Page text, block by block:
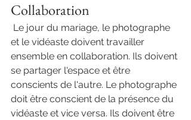
Collaboration
et le vidéaste doivent travailler
ensemble en collaboration. Ils doivent
se partager l'espace et être
conscients de l'autre. Le photographe
doit être conscient de la présence du
vidéaste et vice versa. Ils doivent être